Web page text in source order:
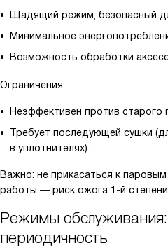
Щадящий режим, безопасный
Минимальное
Возможность обработки
Ограничения:
Неэффективен против старого
Требует последующей сушки
в уплотнителях).
Важно: не прикасаться к
работы — риск ожога 1-й
Режимы
периодичность